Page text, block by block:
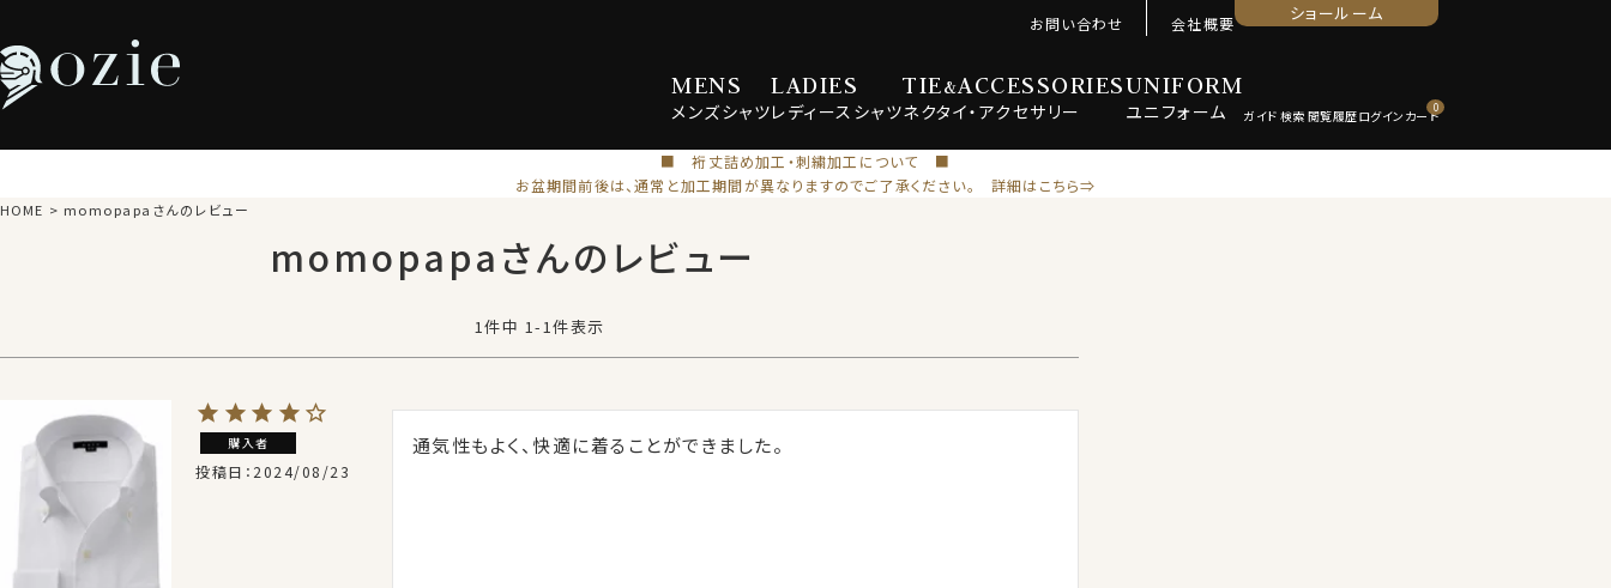
MENS
メンズシャツ
LADIES
レディース シャツ
TIE&ACCESSORIES
ネクタイ・ アクセサリー
UNIFORM
ユニフォーム
お問い合わせ 会社概要 ショールーム
0
■ 裄丈詰め加工・刺繍加工について ■
お盆期間前後は、通常と加工期間が異なりますのでご了承ください。 詳細はこちら⇒
HOME momopapaさんのレビュー
momopapaさんのレビュー
1件中 1-1件表示
購入者
投稿日 2024/08/23
通気性もよく、快適に着ることができました。